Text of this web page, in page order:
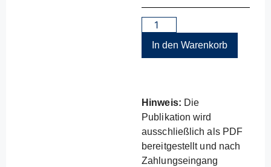
In den Warenkorb
Hinweis: Die
Publikation wird
ausschließlich als PDF
bereitgestellt und nach
Zahlungseingang